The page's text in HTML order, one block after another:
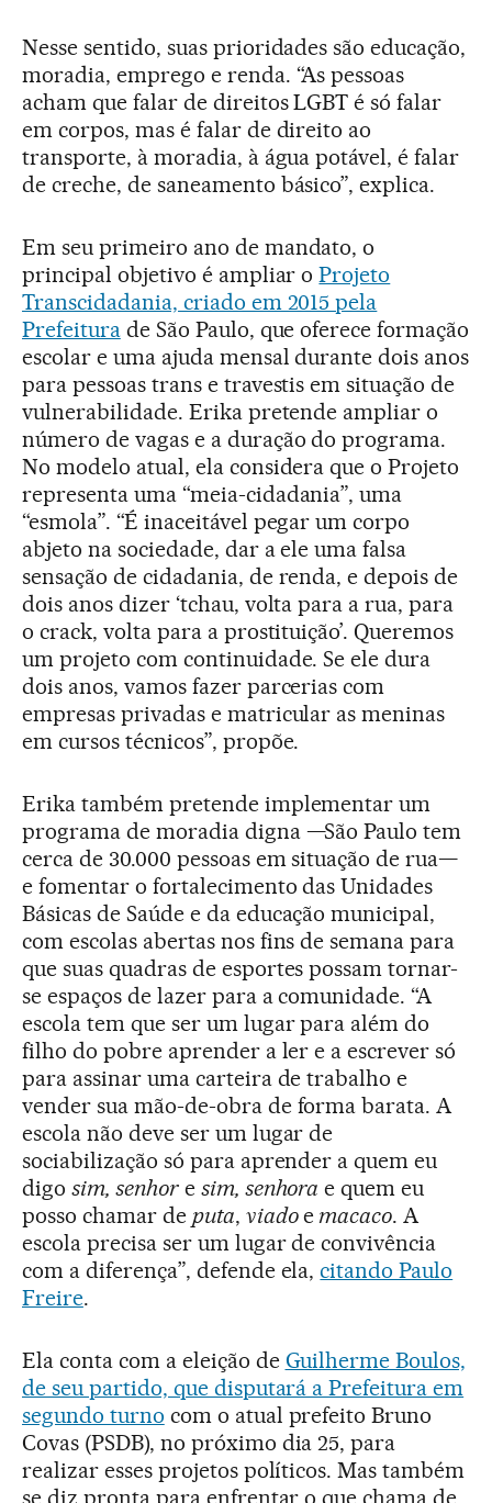
Nesse sentido, suas prioridades são educação,
moradia, emprego e renda. “As pessoas
acham que falar de direitos LGBT é só falar
em corpos, mas é falar de direito ao
transporte, à moradia, à água potável, é falar
de creche, de saneamento básico”, explica.
Em seu primeiro ano de mandato, o
principal objetivo é ampliar oProjeto
Transcidadania, criado em 2015 pela
Prefeiturade São Paulo, que oferece formação
escolar e uma ajuda mensal durante dois anos
para pessoas trans e travestis em situação de
vulnerabilidade. Erika pretende ampliar o
número de vagas e a duração do programa.
No modelo atual, ela considera que o Projeto
representa uma “meia-cidadania”, uma
“esmola”. “É inaceitável pegar um corpo
abjeto na sociedade, dar a ele uma falsa
sensação de cidadania, de renda, e depois de
dois anos dizer ‘tchau, volta para a rua, para
o crack, volta para a prostituição’. Queremos
um projeto com continuidade. Se ele dura
dois anos, vamos fazer parcerias com
empresas privadas e matricular as meninas
em cursos técnicos”, propõe.
Erika também pretende implementar um
programa de moradia digna —São Paulo tem
cerca de 30.000 pessoas em situação de rua—
e fomentar o fortalecimento das Unidades
Básicas de Saúde e da educação municipal,
com escolas abertas nos fins de semana para
que suas quadras de esportes possam tornar-
se espaços de lazer para a comunidade. “A
escola tem que ser um lugar para além do
filho do pobre aprender a ler e a escrever só
para assinar uma carteira de trabalho e
vender sua mão-de-obra de forma barata. A
escola não deve ser um lugar de
sociabilização só para aprender a quem eu
digo sim, senhore sim, senhora e quem eu
posso chamar de puta, viadoemacaco. A
escola precisa ser um lugar de convivência
com a diferença”, defende ela,citando Paulo
Freire.
Ela conta com a eleição de Guilherme Boulos,
de seu partido, que disputará a Prefeitura em
segundo turno com o atual prefeito Bruno
Covas (PSDB), no próximo dia 25, para
realizar esses projetos políticos. Mas também